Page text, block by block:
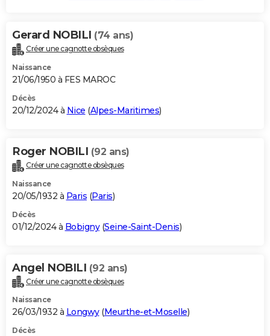
Gerard NOBILI (74 ans)
Créer une cagnotte obsèques
Naissance
21/06/1950 à FES MAROC
Décès
20/12/2024 à Nice (Alpes-Maritimes)
Roger NOBILI (92 ans)
Créer une cagnotte obsèques
Naissance
20/05/1932 à Paris (Paris)
Décès
01/12/2024 à Bobigny(Seine-Saint-Denis)
Angel NOBILI (92 ans)
Créer une cagnotte obsèques
Naissance
26/03/1932 à Longwy(Meurthe-et-Moselle)
Décès